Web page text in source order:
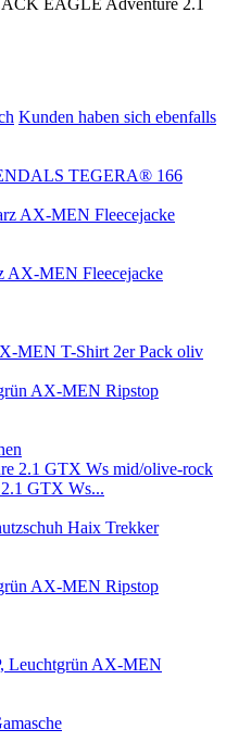
Kunden haben sich ebenfalls
TEGERA® 166
AX-MEN Fleecejacke
AX-MEN Fleecejacke
MEN T-Shirt 2er Pack oliv
AX-MEN Ripstop
GTX Ws...
Haix Trekker
AX-MEN Ripstop
AX-MEN